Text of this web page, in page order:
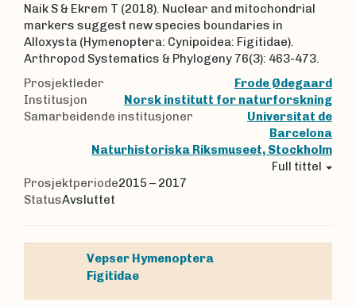
Naik S & Ekrem T (2018). Nuclear and mitochondrial
markers suggest new species boundaries in
Alloxysta (Hymenoptera: Cynipoidea: Figitidae).
Arthropod Systematics & Phylogeny 76(3): 463-473.
Prosjektleder
Frode Ødegaard
Institusjon
Norsk institutt for naturforskning
Samarbeidende institusjoner
Universitat de
Barcelona
Naturhistoriska Riksmuseet, Stockholm
Full tittel
Prosjektperiode2015 – 2017
StatusAvsluttet
Vepser Hymenoptera
Figitidae